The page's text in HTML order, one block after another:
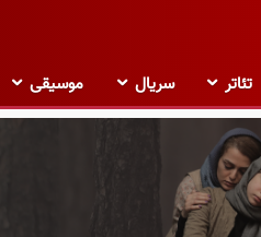
تئاتر سریال موسیقی